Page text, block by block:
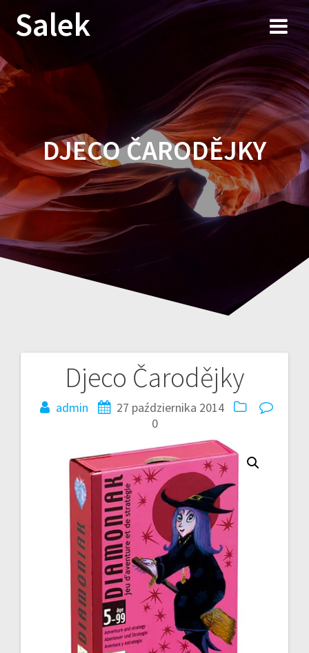
Przejdź
do
Salek
DJECO ČARODĚJKY
Djeco Čarodějky
admin
27 października 2014
0
Nawigacja
wpisu